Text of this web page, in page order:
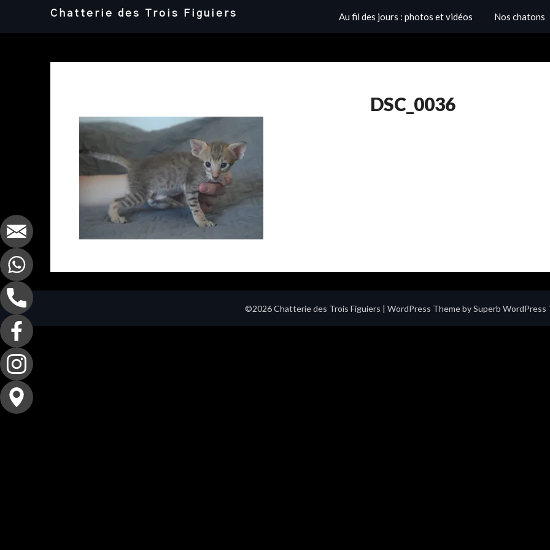
Chatterie des Trois Figuiers Au fil des jours : photos et vidéos Nos chatons
DSC_0036
©2026 Chatterie des Trois Figuiers | WordPress Theme bySuperb WordPress